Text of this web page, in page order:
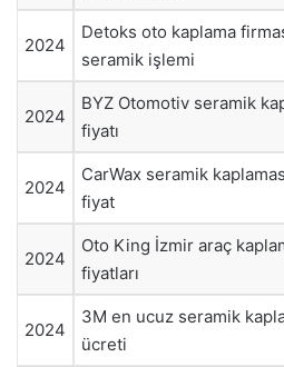
2024
Detoks oto kaplama
seramik işlemi
2024
BYZ Otomotiv seramik
fiyatı
2024
CarWax seramik
fiyat
2024
Oto King İzmir araç
fiyatları
2024
3M en ucuz seramik
ücreti